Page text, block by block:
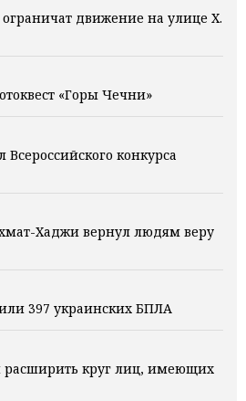
движение на улице Х.
«Горы Чечни»
конкурса
Хаджи вернул людям веру
397 украинских БПЛА
круг лиц, имеющих